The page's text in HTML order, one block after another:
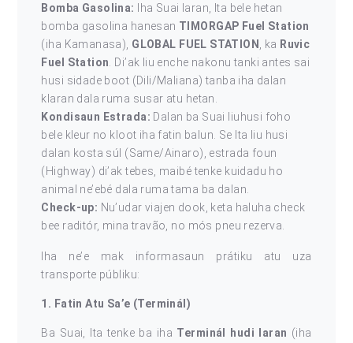
Bomba Gasolina:
Iha Suai laran, Ita bele hetan
bomba gasolina hanesan TIMORGAP Fuel Station
(iha Kamanasa), GLOBAL FUEL STATION , ka Ruvic
Fuel Station . Di’ak liu enche nakonu tanki antes sai
husi sidade boot (Dili/Maliana) tanba iha dalan
klaran dala ruma susar atu hetan.
Kondisaun Estrada: Dalan ba Suai liuhusi foho
bele kleur no kloot iha fatin balun. Se Ita liu husi
dalan kosta súl (Same/Ainaro), estrada foun
(Highway) di’ak tebes, maibé tenke kuidadu ho
animal ne’ebé dala ruma tama ba dalan.
Check-up: Nu’udar viajen dook, keta haluha check
bee raditór, mina travão, no mós pneu rezerva.
Iha ne’e mak informasaun prátiku atu uza
transporte públiku:
1. Fatin Atu Sa’e (Terminál)
Ba Suai, Ita tenke ba iha Terminál hudi laran (iha